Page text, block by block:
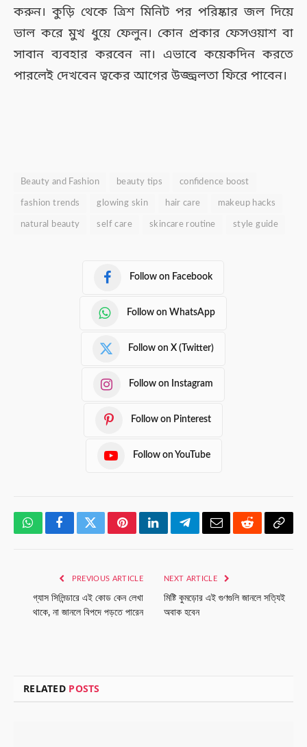
করুন। কুড়ি থেকে ত্রিশ মিনিট পর পরিষ্কার জল দিয়ে
ভাল করে মুখ ধুয়ে ফেলুন। কোন প্রকার ফেসওয়াশ বা
সাবান ব্যবহার করবেন না। এভাবে কয়েকদিন করতে
পারলেই দেখবেন ত্বকের আগের উজ্জ্বলতা ফিরে পাবেন।
Beauty and Fashion beauty tips confidence boost
fashion trends glowing skin hair care makeup hacks
natural beauty self care skincare routine style guide
Follow on Facebook
Follow on WhatsApp
Follow on X (Twitter)
Follow on Instagram
Follow on Pinterest
Follow on YouTube
WhatsAppFacebookTwitterPinterestLinkedInTelegramEmailRedditCopy
PREVIOUS ARTICLE
গ্যাস সিলিন্ডারে এই কোড কেন লেখা
থাকে, না জানলে বিপদে পড়তে পারেন
NEXT ARTICLE
মিষ্টি কুমড়োর এই গুণগুলি জানলে সত্যিই
অবাক হবেন
RELATED POSTS